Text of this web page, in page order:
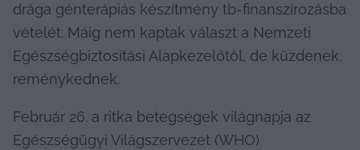
drága génterápiás készítmény tb-finanszírozásba
vételét. Máig nem kaptak választ a Nemzeti
Egészségbiztosítási Alapkezelőtől, de küzdenek,
reménykednek.
Február 26. a ritka betegségek világnapja az
Egészségügyi Világszervezet (WHO)